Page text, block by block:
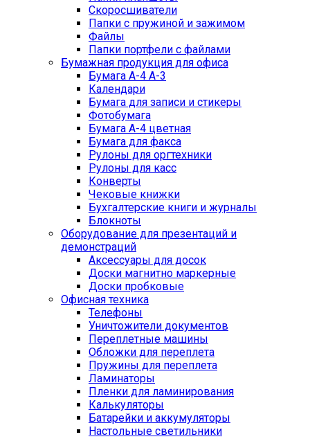
Скоросшиватели
Папки с пружиной и зажимом
Файлы
Папки портфели с файлами
Бумажная продукция для офиса
Бумага А-4 А-3
Календари
Бумага для записи и стикеры
Фотобумага
Бумага А-4 цветная
Бумага для факса
Рулоны для оргтехники
Рулоны для касс
Конверты
Чековые книжки
Бухгалтерские книги и журналы
Блокноты
Оборудование для презентаций и
демонстраций
Аксессуары для досок
Доски магнитно маркерные
Доски пробковые
Офисная техника
Телефоны
Уничтожители документов
Переплетные машины
Обложки для переплета
Пружины для переплета
Ламинаторы
Пленки для ламинирования
Калькуляторы
Батарейки и аккумуляторы
Настольные светильники